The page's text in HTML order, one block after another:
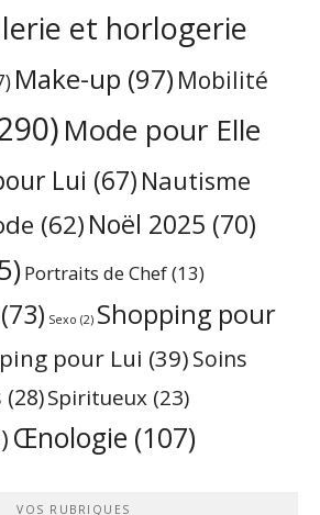
et horlogerie
Make-up (97) Mobilité
Mode pour Elle
Lui (67) Nautisme
(62)Noël 2025 (70)
Portraits de Chef(13)
(73) Sexo (2) Shopping pour
pour Lui (39)Soins
(28)Spiritueux (23)
Œnologie (107)
VOS RUBRIQUES